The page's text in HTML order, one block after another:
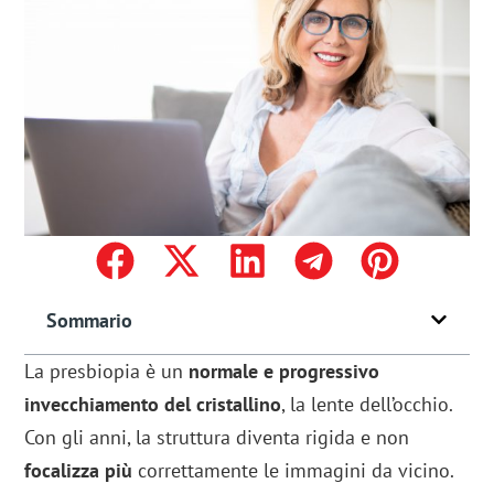
Sommario
La presbiopia è un normale e progressivo
invecchiamento del cristallino, la lente dell’occhio.
Con gli anni, la struttura diventa rigida e non
focalizza più correttamente le immagini da vicino.